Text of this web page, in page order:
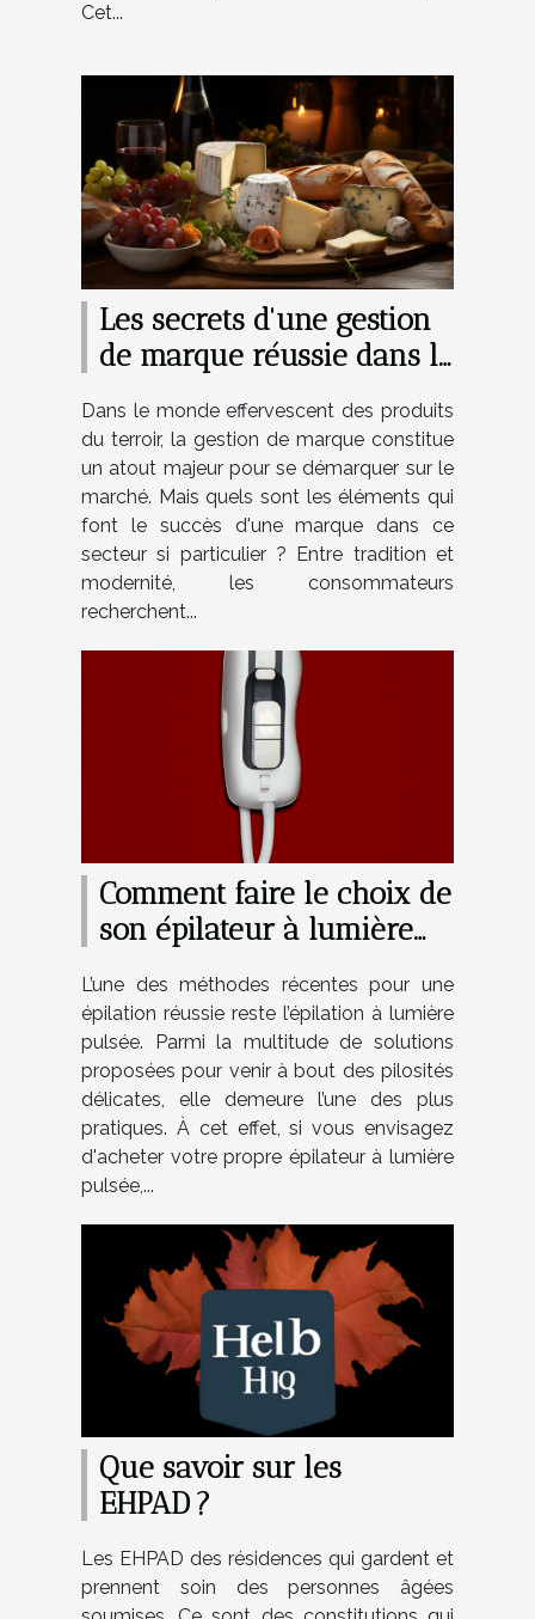
Cet...
Les secrets d'une gestion
de marque réussie dans le
terroir
Dans le monde effervescent des produits
du terroir, la gestion de marque constitue
un atout majeur pour se démarquer sur le
marché. Mais quels sont les éléments qui
font le succès d'une marque dans ce
secteur si particulier ? Entre tradition et
modernité, les consommateurs
recherchent...
Comment faire le choix de
son épilateur à lumière
L’une des méthodes récentes pour une
épilation réussie reste l’épilation à lumière
pulsée. Parmi la multitude de solutions
proposées pour venir à bout des pilosités
délicates, elle demeure l’une des plus
pratiques. À cet effet, si vous envisagez
d'acheter votre propre épilateur à lumière
pulsée,...
Que savoir sur les
EHPAD ?
Les EHPAD des résidences qui gardent et
prennent soin des personnes âgées